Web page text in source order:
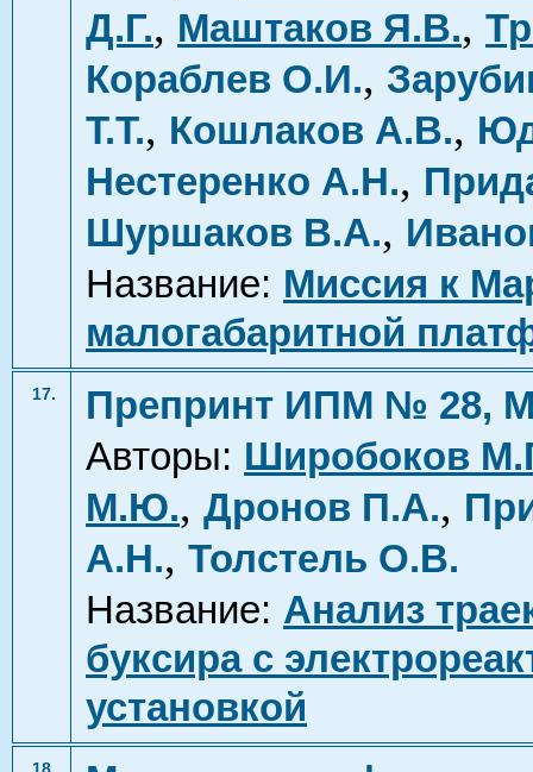
Д.Г., Маштаков Я.В.,
Кораблев О.И.,
Т.Т., Кошлаков А.В.,
Нестеренко А.Н.,
Шуршаков В.А.,
Название: Миссия к
малогабаритной
17.
Препринт ИПМ № 28,
Авторы: Широбоков
М.Ю., Дронов П.А.,
А.Н., Толстель О.В.
Название: Анализ
буксира с
установкой